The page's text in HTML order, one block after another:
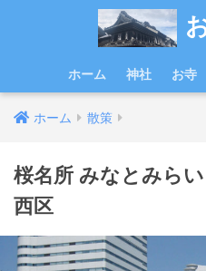
ホーム 神社 お寺
ホーム 散策
桜名所 みなとみら
西区